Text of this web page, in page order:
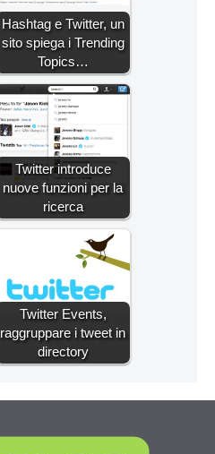
Hashtag e Twitter, un
sito spiega i Trending
Topics…
Twitter introduce
nuove funzioni per la
ricerca
Twitter Events,
raggruppare i tweet in
directory